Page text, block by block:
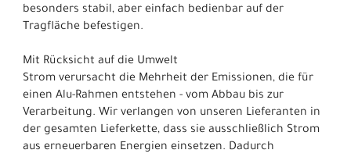
besonders stabil, aber einfach bedienbar auf der
Tragfläche befestigen.
Mit Rücksicht auf die Umwelt
Strom verursacht die Mehrheit der Emissionen, die für
einen Alu-Rahmen entstehen - vom Abbau bis zur
Verarbeitung. Wir verlangen von unseren Lieferanten in
der gesamten Lieferkette, dass sie ausschließlich Strom
aus erneuerbaren Energien einsetzen. Dadurch